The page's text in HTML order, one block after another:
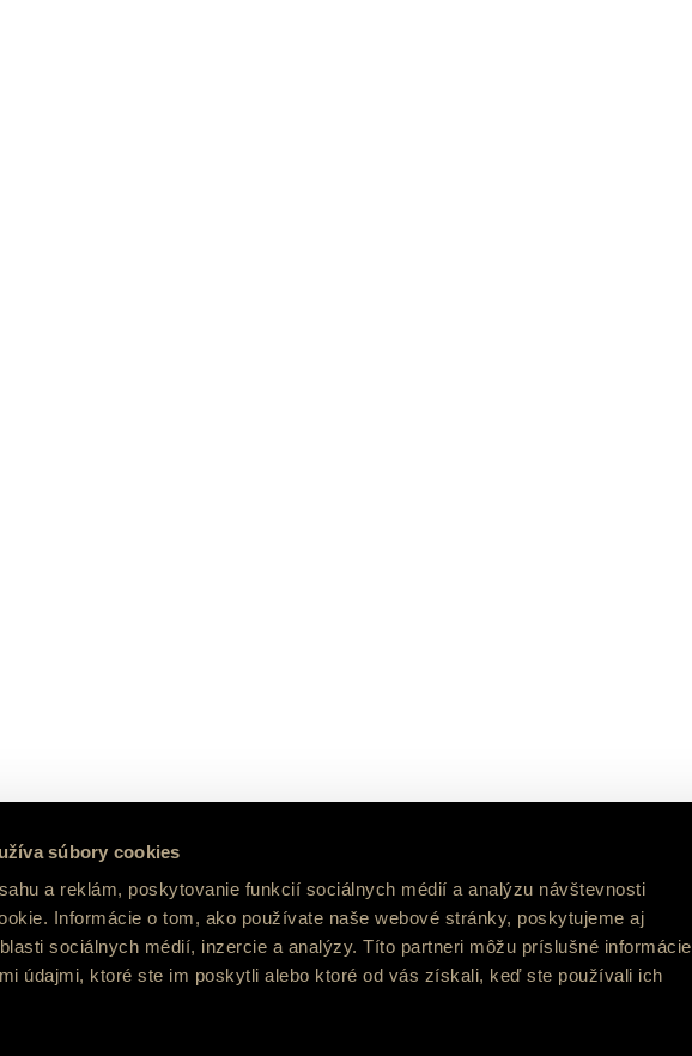
súbory cookies
a reklám, poskytovanie funkcií sociálnych médií a analýzu návštevnosti
Informácie o tom, ako používate naše webové stránky, poskytujeme aj
sociálnych médií, inzercie a analýzy. Títo partneri môžu príslušné informácie
údajmi, ktoré ste im poskytli alebo ktoré od vás získali, keď ste používali ich
zo Žiliny– 100 km, cca 1 hodina 40 minút
Žilina – Martin – Banská Bystrica – Hronsek
– 67 km, cca 55 minút